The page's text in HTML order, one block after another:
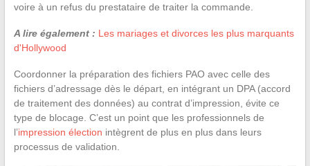
voire à un refus du prestataire de traiter la commande.
A lire également : Les mariages et divorces les plus marquants
d'Hollywood
Coordonner la préparation des fichiers PAO avec celle des
fichiers d’adressage dès le départ, en intégrant un DPA (accord
de traitement des données) au contrat d’impression, évite ce
type de blocage. C’est un point que les professionnels de
l’impression élection intègrent de plus en plus dans leurs
processus de validation.